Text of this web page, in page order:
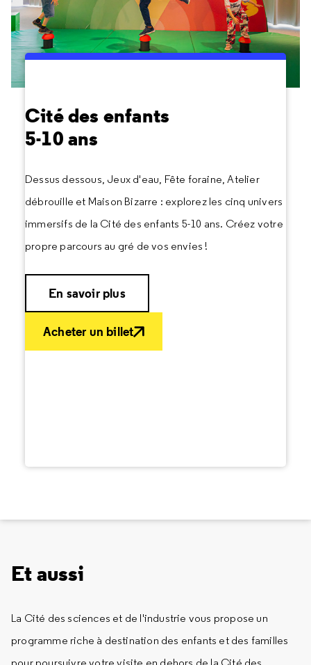
Cité des enfants
5-10 ans
Dessus dessous, Jeux d'eau, Fête foraine, Atelier
débrouille et Maison Bizarre : explorez les cinq univers
immersifs de la Cité des enfants 5-10 ans. Créez votre
propre parcours au gré de vos envies !
En savoir plus
Acheter un billet
Et aussi
La Cité des sciences et de l'industrie vous propose un
programme riche à destination des enfants et des familles